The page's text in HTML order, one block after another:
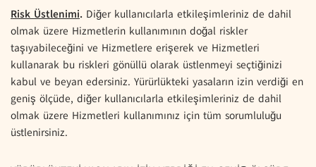
Risk Üstlenimi. Diğer kullanıcılarla etkileşimleriniz de dahil
olmak üzere Hizmetlerin kullanımının doğal riskler
taşıyabileceğini ve Hizmetlere erişerek ve Hizmetleri
kullanarak bu riskleri gönüllü olarak üstlenmeyi seçtiğinizi
kabul ve beyan edersiniz. Yürürlükteki yasaların izin verdiği en
geniş ölçüde, diğer kullanıcılarla etkileşimleriniz de dahil
olmak üzere Hizmetleri kullanımınız için tüm sorumluluğu
üstlenirsiniz.